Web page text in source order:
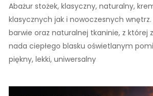
Abażur stożek, klasyczny, naturalny,
klasycznych jak i nowoczesnych wnętrz.
barwie oraz naturalnej tkaninie, z której
nada ciepłego blasku oświetlanym
piękny, lekki, uniwersalny